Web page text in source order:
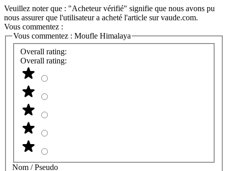
Veuillez noter que : "Acheteur vérifié" signifie que nous avons pu
nous assurer que l'utilisateur a acheté l'article sur vaude.com.
Vous commentez :
Vous commentez : Moufle Himalaya
Overall rating:
Overall rating:
Nom / Pseudo